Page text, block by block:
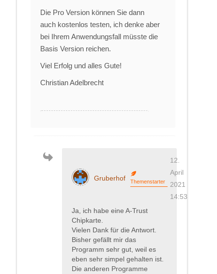
Die Pro Version können Sie dann
auch kostenlos testen, ich denke aber
bei Ihrem Anwendungsfall müsste die
Basis Version reichen.
Viel Erfolg und alles Gute!
Christian Adelbrecht
Gruberhof Themenstarter
12.
April
2021
14:53
Ja, ich habe eine A-Trust
Chipkarte.
Vielen Dank für die Antwort.
Bisher gefällt mir das
Programm sehr gut, weil es
eben sehr simpel gehalten ist.
Die anderen Programme